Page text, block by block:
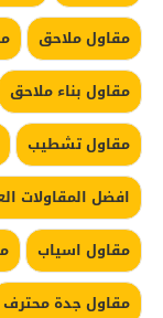
مقاول ملاحق
مقاول بناء ملاحق
مقاول تشطيب
افضل المقاولات
مقاول اسياب
مقاول جدة محترف